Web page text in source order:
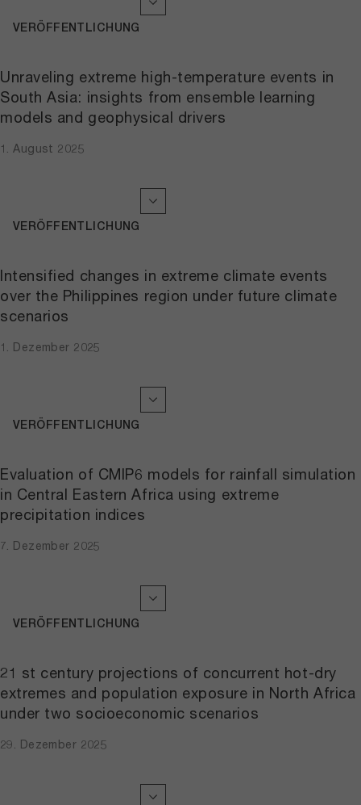
Unraveling extreme high-temperature events in
South Asia: insights from ensemble learning
models and geophysical drivers
1. August 2025
VERÖFFENTLICHUNG
Intensified changes in extreme climate events
over the Philippines region under future climate
scenarios
1. Dezember 2025
VERÖFFENTLICHUNG
Evaluation of CMIP6 models for rainfall simulation
in Central Eastern Africa using extreme
precipitation indices
7. Dezember 2025
VERÖFFENTLICHUNG
21 st century projections of concurrent hot-dry
extremes and population exposure in North Africa
under two socioeconomic scenarios
29. Dezember 2025
VERÖFFENTLICHUNG